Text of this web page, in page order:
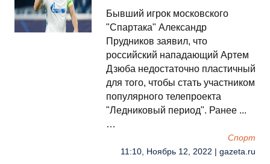
Бывший игрок московского
"Спартака" Александр
Прудников заявил, что
российский нападающий Артем
Дзюба недостаточно пластичный
для того, чтобы стать участником
популярного телепроекта
"Ледниковый период". Ранее ...
…
Спорт
11:10, Ноябрь 12, 2022 | gazeta.ru